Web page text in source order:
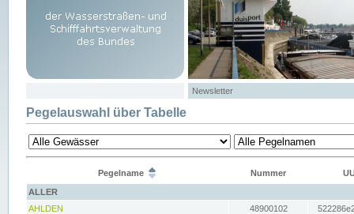
Newsletter
Pegelauswahl über Tabelle
Pegelname Nummer
ALLER
AHLDEN
48900102